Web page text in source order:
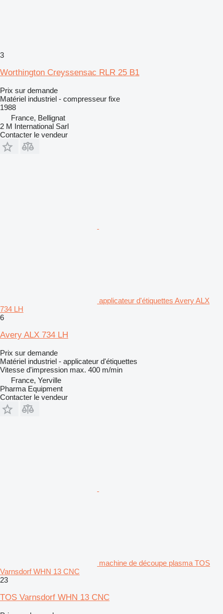
3
Worthington Creyssensac RLR 25 B1
Prix sur demande
Matériel industriel - compresseur fixe
1988
France, Bellignat
2 M International Sarl
Contacter le vendeur
applicateur d'étiquettes Avery ALX
734 LH
6
Avery ALX 734 LH
Prix sur demande
Matériel industriel - applicateur d'étiquettes
Vitesse d'impression max. 400 m/min
France, Yerville
Pharma Equipment
Contacter le vendeur
machine de découpe plasma TOS
Varnsdorf WHN 13 CNC
23
TOS Varnsdorf WHN 13 CNC